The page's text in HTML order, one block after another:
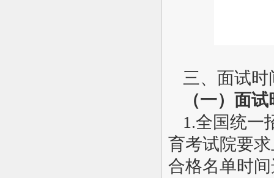
三、面试
（一）面
1.全国统一
育考试院要
合格名单时